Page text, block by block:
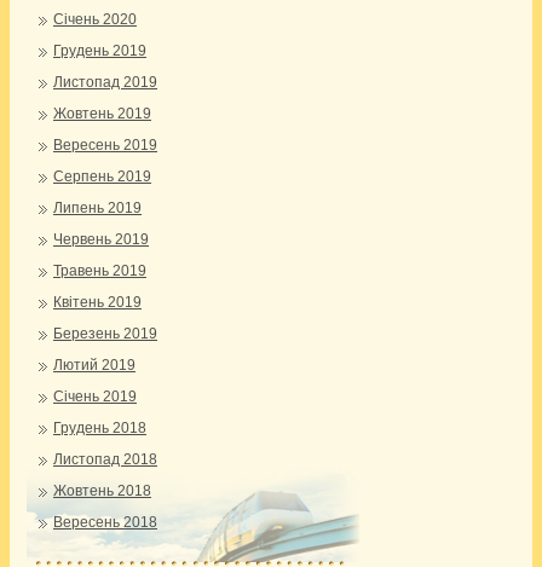
Січень 2020
Грудень 2019
Листопад 2019
Жовтень 2019
Вересень 2019
Серпень 2019
Липень 2019
Червень 2019
Травень 2019
Квітень 2019
Березень 2019
Лютий 2019
Січень 2019
Грудень 2018
Листопад 2018
Жовтень 2018
Вересень 2018